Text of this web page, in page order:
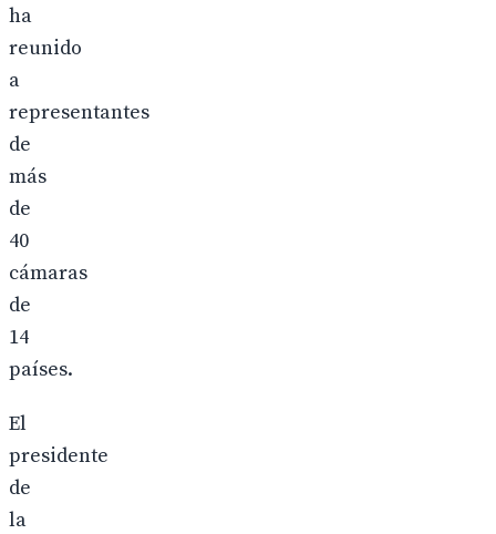
ha
reunido
a
representantes
de
más
de
40
cámaras
de
14
países.
El
presidente
de
la